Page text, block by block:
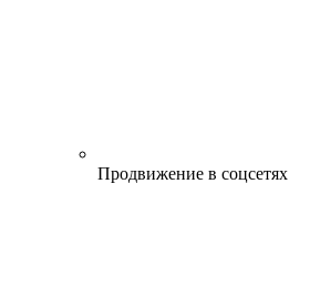
Продвижение в соцсетях